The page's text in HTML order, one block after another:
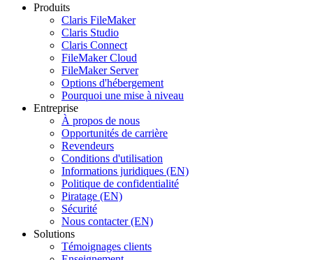
Produits
Claris FileMaker
Claris Studio
Claris Connect
FileMaker Cloud
FileMaker Server
Options d'hébergement
Pourquoi une mise à niveau
Entreprise
À propos de nous
Opportunités de carrière
Revendeurs
Conditions d'utilisation
Informations juridiques (EN)
Politique de confidentialité
Piratage (EN)
Sécurité
Nous contacter (EN)
Solutions
Témoignages clients